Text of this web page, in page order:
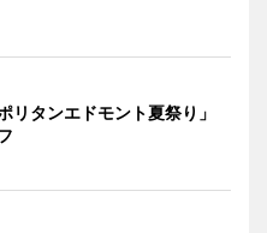
リタンエドモント夏祭り」